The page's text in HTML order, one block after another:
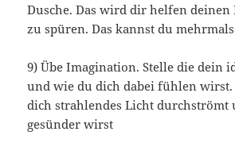
Dusche. Das wird dir helfen
zu spüren. Das kannst du mehrmals
9) Übe Imagination. Stelle die dein
und wie du dich dabei fühlen
dich strahlendes Licht durchströmt
gesünder wirst